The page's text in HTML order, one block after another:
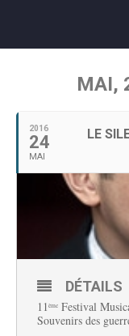
MAI,
2016
24
MAI
LE
DÉTAILS
11 ème Festival
Souvenirs des